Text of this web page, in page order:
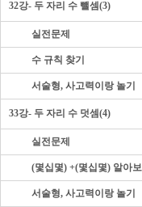
32강- 두 자리 수 뺄셈(3)
실전문제
수 규칙 찾기
서술형, 사고력이랑 놀기
33강- 두 자리 수 덧셈(4)
실전문제
(몇십몇) +(몇십몇) 알아보
서술형, 사고력이랑 놀기